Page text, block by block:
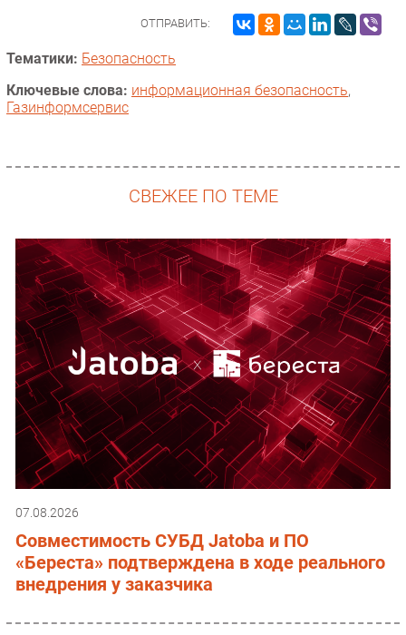
ОТПРАВИТЬ:
Тематики: Безопасность
Ключевые слова: информационная безопасность,
Газинформсервис
СВЕЖЕЕ ПО ТЕМЕ
07.08.2026
Совместимость СУБД Jatoba и ПО
«Береста» подтверждена в ходе реального
внедрения у заказчика